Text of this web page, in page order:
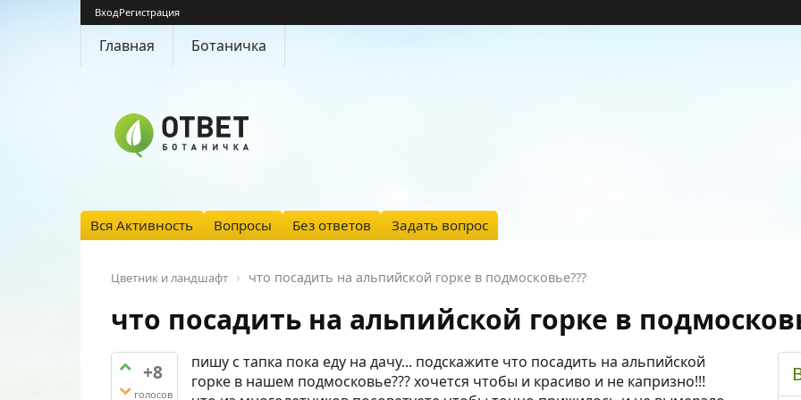
ВходРегистрация
Главная Ботаничка
Вся Активность Вопросы Без ответов Задать вопрос
Цветник и ландшафт что посадить на альпийской горке в подмосковье???
что посадить на альпийской горке в
+8
голосов
пишу с тапка пока еду на дачу... подскажите что посадить на альпийской
горке в нашем подмосковье??? хочется чтобы и красиво и не капризно!!!